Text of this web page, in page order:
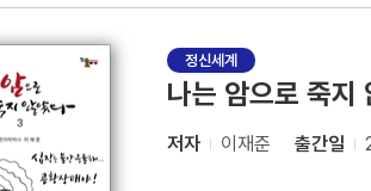
정신세계
나는 암으로 죽지
저자 이재준 출간일